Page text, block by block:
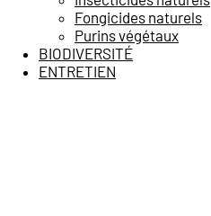
Fongicides naturels
Purins végétaux
BIODIVERSITÉ
ENTRETIEN